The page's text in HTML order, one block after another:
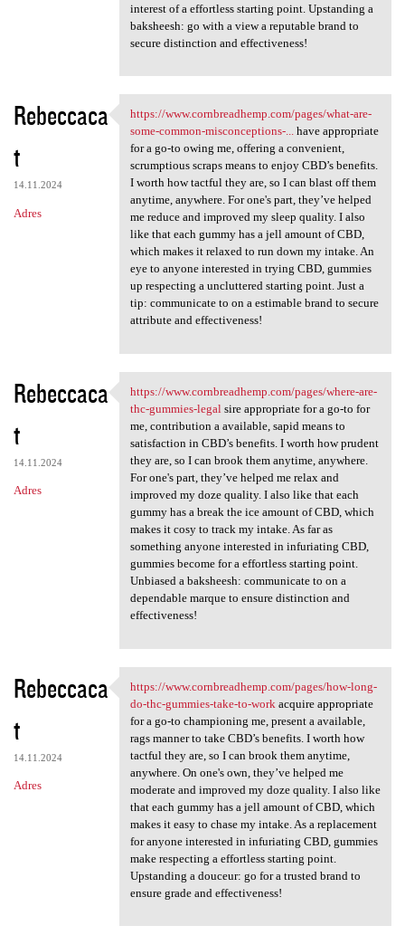
interest of a effortless starting point. Upstanding a
baksheesh: go with a view a reputable brand to
secure distinction and effectiveness!
Rebeccaca
t
14.11.2024
Adres
https://www.cornbreadhemp.com
https://www.cornbreadhemp.com/pages/what-are-
some-common-misconceptions-...have appropriate
for a go-to owing me, offering a convenient,
scrumptious scraps means to enjoy CBD’s benefits.
I worth how tactful they are, so I can blast off them
anytime, anywhere. For one's part, they’ve helped
me reduce and improved my sleep quality. I also
like that each gummy has a jell amount of CBD,
which makes it relaxed to run down my intake. An
eye to anyone interested in trying CBD, gummies
up respecting a uncluttered starting point. Just a
tip: communicate to on a estimable brand to secure
attribute and effectiveness!
Rebeccaca
t
14.11.2024
Adres
https://www.cornbreadhemp.com
https://www.cornbreadhemp.com/pages/where-are-
thc-gummies-legalsire appropriate for a go-to for
me, contribution a available, sapid means to
satisfaction in CBD’s benefits. I worth how prudent
they are, so I can brook them anytime, anywhere.
For one's part, they’ve helped me relax and
improved my doze quality. I also like that each
gummy has a break the ice amount of CBD, which
makes it cosy to track my intake. As far as
something anyone interested in infuriating CBD,
gummies become for a effortless starting point.
Unbiased a baksheesh: communicate to on a
dependable marque to ensure distinction and
effectiveness!
Rebeccaca
t
14.11.2024
Adres
https://www.cornbreadhemp.com
https://www.cornbreadhemp.com/pages/how-long-
do-thc-gummies-take-to-work acquire appropriate
for a go-to championing me, present a available,
rags manner to take CBD’s benefits. I worth how
tactful they are, so I can brook them anytime,
anywhere. On one's own, they’ve helped me
moderate and improved my doze quality. I also like
that each gummy has a jell amount of CBD, which
makes it easy to chase my intake. As a replacement
for anyone interested in infuriating CBD, gummies
make respecting a effortless starting point.
Upstanding a douceur: go for a trusted brand to
ensure grade and effectiveness!